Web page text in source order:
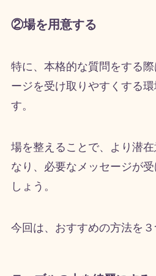
②場を用意する
特に、本格的な質問をする
ージを受け取りやすくする
す。
場を整えることで、より潜
なり、必要なメッセージが
しょう。
今回は、おすすめの方法を３